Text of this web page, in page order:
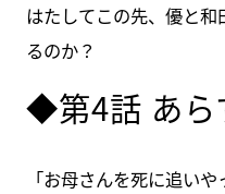
はたしてこの先、優と
るのか？
◆第4話 あら
「お母さんを死に追い